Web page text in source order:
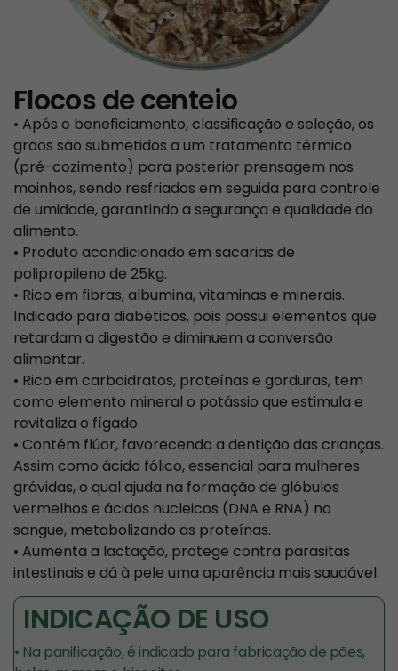
Flocos de centeio
• Após o beneficiamento, classificação e seleção, os
grãos são submetidos a um tratamento térmico
(pré-cozimento) para posterior prensagem nos
moinhos, sendo resfriados em seguida para controle
de umidade, garantindo a segurança e qualidade do
alimento.
• Produto acondicionado em sacarias de
polipropileno de 25kg.
• Rico em fibras, albumina, vitaminas e minerais.
Indicado para diabéticos, pois possui elementos que
retardam a digestão e diminuem a conversão
alimentar.
• Rico em carboidratos, proteínas e gorduras, tem
como elemento mineral o potássio que estimula e
revitaliza o fígado.
• Contém flúor, favorecendo a dentição das crianças.
Assim como ácido fólico, essencial para mulheres
grávidas, o qual ajuda na formação de glóbulos
vermelhos e ácidos nucleicos (DNA e RNA) no
sangue, metabolizando as proteínas.
• Aumenta a lactação, protege contra parasitas
intestinais e dá à pele uma aparência mais saudável.
INDICAÇÃO DE USO
• Na panificação, é indicado para fabricação de pães,